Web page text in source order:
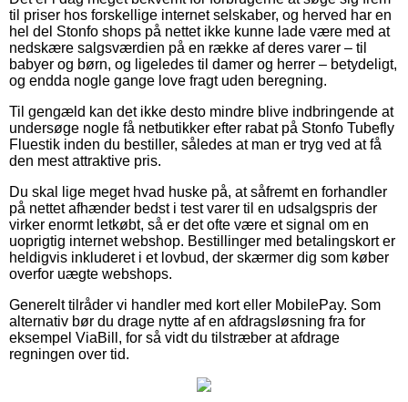
til priser hos forskellige internet selskaber, og herved har en
hel del Stonfo shops på nettet ikke kunne lade være med at
nedskære salgsværdien på en række af deres varer – til
babyer og børn, og ligeledes til damer og herrer – betydeligt,
og endda nogle gange love fragt uden beregning.
Til gengæld kan det ikke desto mindre blive indbringende at
undersøge nogle få netbutikker efter rabat på Stonfo Tubefly
Fluestik inden du bestiller, således at man er tryg ved at få
den mest attraktive pris.
Du skal lige meget hvad huske på, at såfremt en forhandler
på nettet afhænder bedst i test varer til en udsalgspris der
virker enormt letkøbt, så er det ofte være et signal om en
uoprigtig internet webshop. Bestillinger med betalingskort er
heldigvis inkluderet i et lovbud, der skærmer dig som køber
overfor uægte webshops.
Generelt tilråder vi handler med kort eller MobilePay. Som
alternativ bør du drage nytte af en afdragsløsning fra for
eksempel ViaBill, for så vidt du tilstræber at afdrage
regningen over tid.